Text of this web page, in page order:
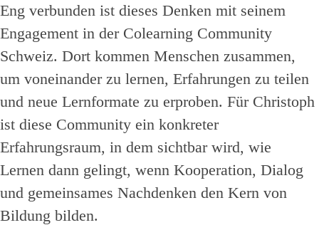
Eng verbunden ist dieses Denken mit seinem
Engagement in der Colearning Community
Schweiz. Dort kommen Menschen zusammen,
um voneinander zu lernen, Erfahrungen zu teilen
und neue Lernformate zu erproben. Für Christoph
ist diese Community ein konkreter
Erfahrungsraum, in dem sichtbar wird, wie
Lernen dann gelingt, wenn Kooperation, Dialog
und gemeinsames Nachdenken den Kern von
Bildung bilden.